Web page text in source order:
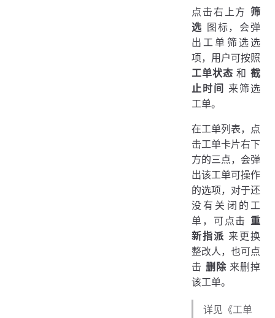
点击右上方 筛
选 图标，会弹
出工单筛选选
项，用户可按照
工单状态 和截
止时间 来筛选
工单。
在工单列表，点
击工单卡片右下
方的三点，会弹
出该工单可操作
的选项，对于还
没有关闭的工
单，可点击 重
新指派 来更换
整改人，也可点
击 删除来删掉
该工单。
详见《工单